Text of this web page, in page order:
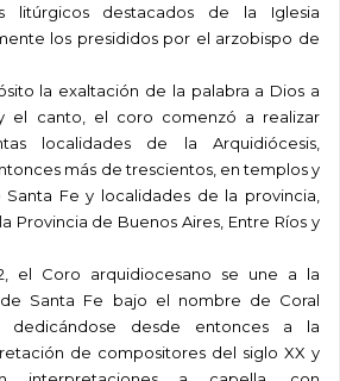
litúrgicos destacados de la Iglesia
los presididos por el arzobispo de
la exaltación de la palabra a Dios a
el canto, el coro comenzó a realizar
localidades de la Arquidiócesis,
más de trescientos, en templos y
Fe y localidades de la provincia,
Provincia de Buenos Aires, Entre Ríos y
el Coro arquidiocesano se une a la
de Santa Fe bajo el nombre de Coral
dedicándose desde entonces a la
de compositores del siglo XX y